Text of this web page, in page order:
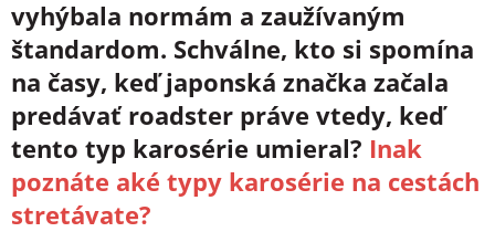
vyhýbala normám a zaužívaným
štandardom. Schválne, kto si spomína
na časy, keď japonská značka začala
predávať roadster práve vtedy, keď
tento typ karosérie umieral? Inak
poznáte aké typy karosérie na cestách
stretávate?